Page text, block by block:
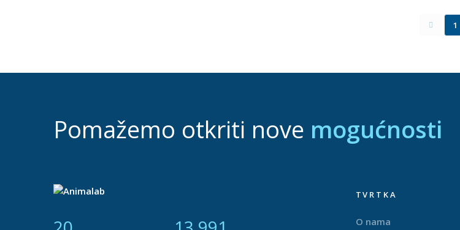
1
Pomažemo otkriti nove mogućnosti
TVRTKA
O nama